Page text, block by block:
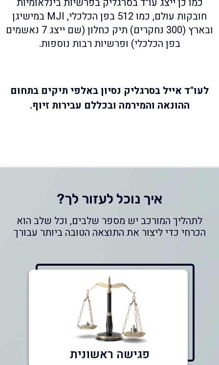
חובקות עולם, כמו 512 בפן הכלכלי, MJI במישיגן
ובארץ (300 נחקרים) תיק כחלון (שם ייצג 7 נאשמים
בפן הכלכלי) ופרשיות רבות נוספות.
לעו"ד אייל בסרגליק נסיון באלפי תיקים בתחום
ההונאה והמירמה ובכללם עבירות זיוף.
איך נוכל לעזור לך?
לתהליך המורכב יש מספר שלבים, וכל שלב הוא
הכרחי כדי ליצור את התוצאה הטובה ביותר עבורך
פגישה ראשונית